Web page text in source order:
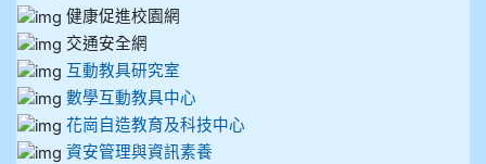
健康促進校園網
交通安全網
互動教具研究室
數學互動教具中心
花崗自造教育及科技中心
資安管理與資訊素養